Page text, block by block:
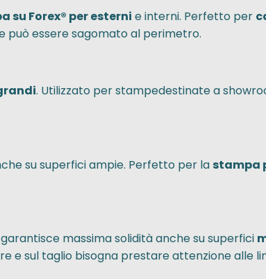
su Forex® per esterni e interni. Perfetto per
può essere sagomato al perimetro.
. Utilizzato per stampedestinate a
su superfici ampie. Perfetto per lastampa
massima solidità anche su superfici
e sul taglio bisogna prestare attenzione alle